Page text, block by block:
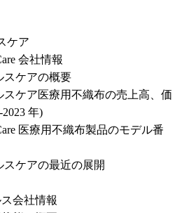
ケア
会社情報
スケアの概要
スケア医療用不織布の売上高、価
年)
医療用不織布製品のモデル番
スケアの最近の展開
会社情報